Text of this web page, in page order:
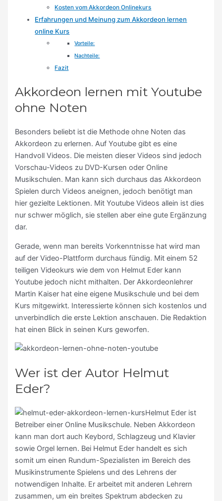
Kosten vom Akkordeon Onlinekurs
Erfahrungen und Meinung zum Akkordeon lernen
online Kurs
Vorteile:
Nachteile:
Fazit
Akkordeon lernen mit Youtube
ohne Noten
Besonders beliebt ist die Methode ohne Noten das
Akkordeon zu erlernen. Auf Youtube gibt es eine
Handvoll Videos. Die meisten dieser Videos sind jedoch
Vorschau-Videos zu DVD-Kursen oder Online
Musikschulen. Man kann sich durchaus das Akkordeon
Spielen durch Videos aneignen, jedoch benötigt man
hier gezielte Lektionen. Mit Youtube Videos allein ist dies
nur schwer möglich, sie stellen aber eine gute Ergänzung
dar.
Gerade, wenn man bereits Vorkenntnisse hat wird man
auf der Video-Plattform durchaus fündig. Mit einem 52
teiligen Videokurs wie dem von Helmut Eder kann
Youtube jedoch nicht mithalten. Der Akkordeonlehrer
Martin Kaiser hat eine eigene Musikschule und bei dem
Kurs mitgewirkt. Interessierte können sich kostenlos und
unverbindlich die erste Lektion anschauen. Die Redaktion
hat einen Blick in seinen Kurs geworfen.
Wer ist der Autor Helmut
Eder?
Helmut Eder ist
Betreiber einer Online Musikschule. Neben Akkordeon
kann man dort auch Keybord, Schlagzeug und Klavier
sowie Orgel lernen. Bei Helmut Eder handelt es sich
somit um einen Rundum-Spezialisten im Bereich des
Musikinstrumente Spielens und des Lehrens der
notwendigen Inhalte. Er arbeitet mit anderen Lehrern
zusammen, um ein breites Spektrum abdecken zu